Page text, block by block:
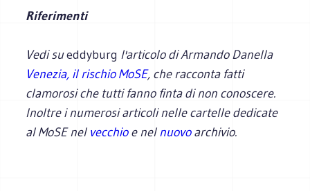
Riferimenti
Vedi sueddyburg l'articolo di Armando Danella
Venezia, il rischio MoSE, che racconta fatti
clamorosi che tutti fanno finta di non conoscere.
Inoltre i numerosi articoli nelle cartelle dedicate
al MoSE nel vecchioe nelnuovoarchivio.